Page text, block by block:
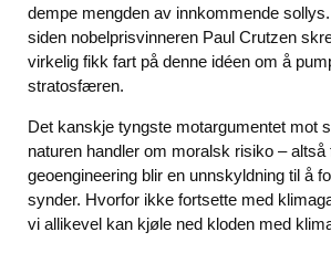
dempe mengden av innkommende
siden nobelprisvinneren Paul Crutzen
virkelig fikk fart på denne idéen om å
stratosfæren.
Det kanskje tyngste motargumentet mot
naturen handler om moralsk risiko – altså
geoengineering blir en unnskyldning til å
synder. Hvorfor ikke fortsette med
vi allikevel kan kjøle ned kloden med